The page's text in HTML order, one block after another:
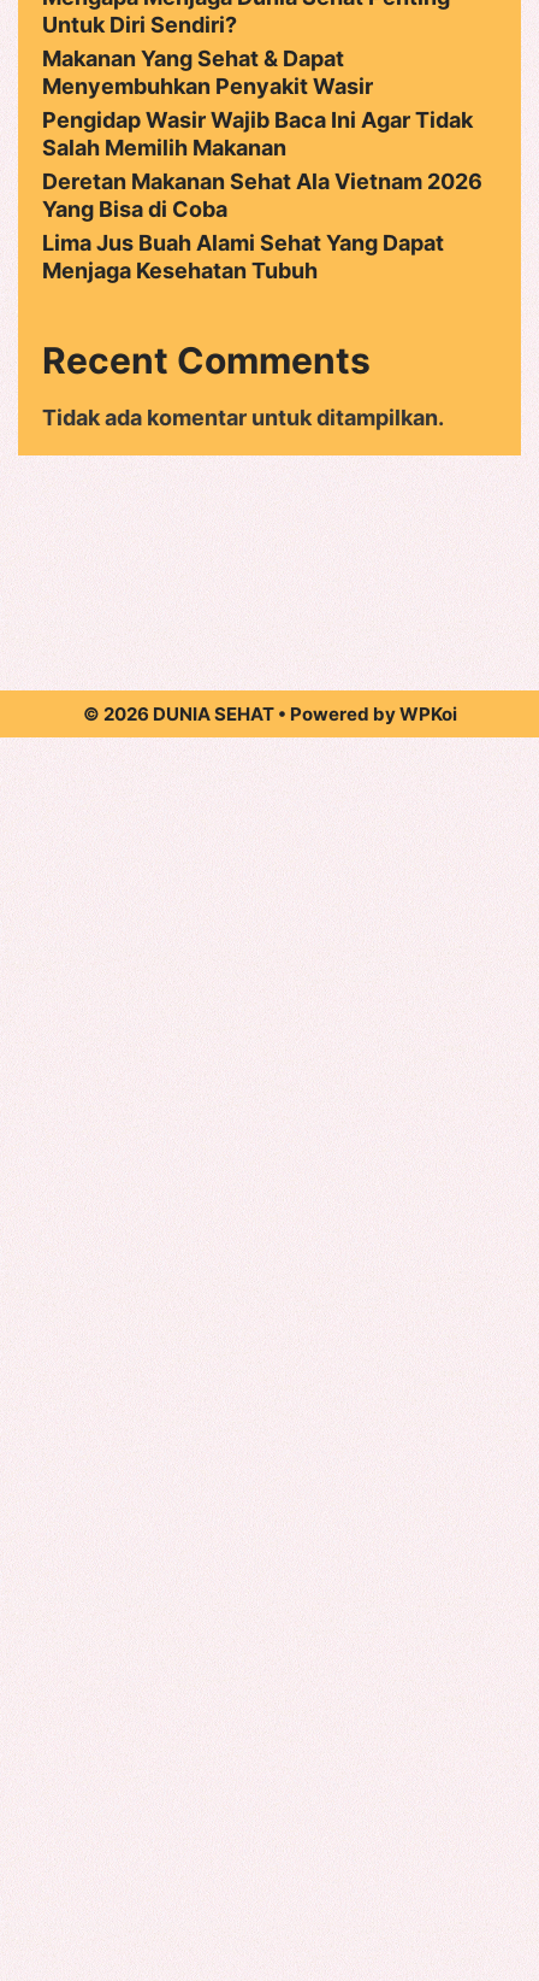
Untuk Diri Sendiri?
Makanan Yang Sehat & Dapat
Menyembuhkan Penyakit Wasir
Pengidap Wasir Wajib Baca Ini Agar Tidak
Salah Memilih Makanan
Deretan Makanan Sehat Ala Vietnam 2026
Yang Bisa di Coba
Lima Jus Buah Alami Sehat Yang Dapat
Menjaga Kesehatan Tubuh
Recent Comments
Tidak ada komentar untuk ditampilkan.
© 2026 DUNIA SEHAT• Powered byWPKoi